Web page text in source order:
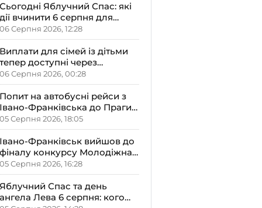
Сьогодні Яблучний Спас: які
дії вчинити 6 серпня для
залучення достатку та
злагоди в оселю
06 Серпня 2026, 12:28
Виплати для сімей із дітьми
тепер доступні через
«Дія.Картку»: деталі від ОВА
06 Серпня 2026, 00:28
Попит на автобусні рейси з
Івано-Франківська до Праги
залишається високим
05 Серпня 2026, 18:05
Івано-Франківськ вийшов до
фіналу конкурсу Молодіжна
столиця України-2026
05 Серпня 2026, 16:28
Яблучний Спас та день
ангела Лева 6 серпня: кого